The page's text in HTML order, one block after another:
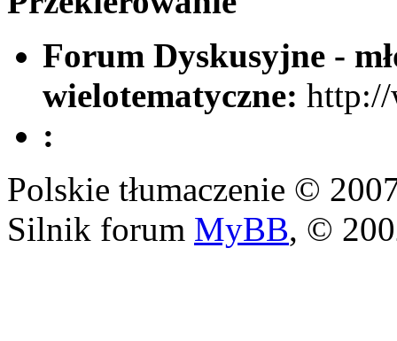
Forum Dyskusyjne -
wielotematyczne: http://
:
Polskie tłumaczenie ©
Silnik forum MyBB, ©